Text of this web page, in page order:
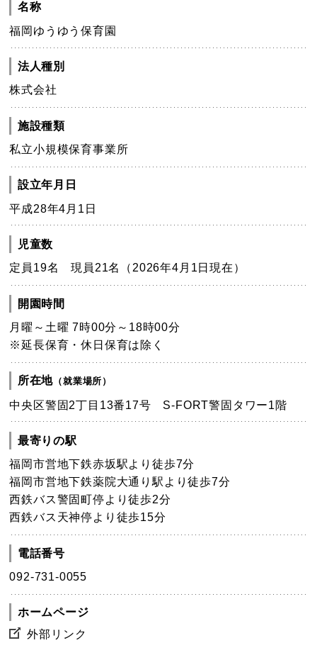
名称
福岡ゆうゆう保育園
法人種別
株式会社
施設種類
私立小規模保育事業所
設立年月日
平成28年4月1日
児童数
定員19名 現員21名（2026年4月1日現在）
開園時間
月曜～土曜 7時00分～18時00分
※延長保育・休日保育は除く
所在地 （就業場所）
中央区警固2丁目13番17号 S-FORT警固タワー1階
最寄りの駅
福岡市営地下鉄赤坂駅より徒歩7分
福岡市営地下鉄薬院大通り駅より徒歩7分
西鉄バス警固町停より徒歩2分
西鉄バス天神停より徒歩15分
電話番号
092-731-0055
ホームページ
外部リンク